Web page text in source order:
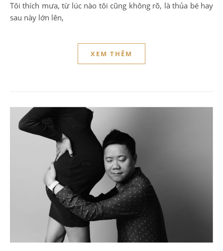
Tôi thích mưa, từ lúc nào tôi cũng không rõ, là thủa bé hay
sau này lớn lên,
XEM THÊM